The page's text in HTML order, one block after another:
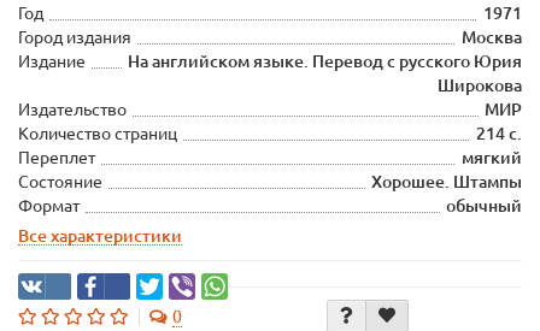
Год
1971
Город издания
Москва
Издание
На английском языке. Перевод с русского Юрия
Широкова
Издательство
МИР
Количество страниц
214 с.
Переплет
мягкий
Состояние
Хорошее. Штампы
Формат
обычный
Все характеристики
0